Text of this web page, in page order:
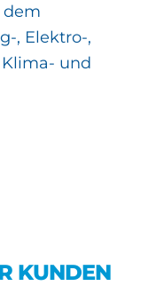
dem
, Elektro-,
und
KUNDEN